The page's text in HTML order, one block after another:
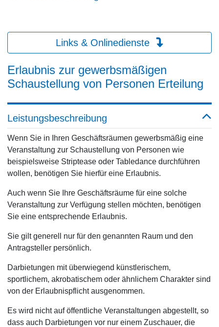
Links & Onlinedienste
Erlaubnis zur gewerbsmäßigen
Schaustellung von Personen Erteilung
Leistungsbeschreibung
Wenn Sie in Ihren Geschäftsräumen gewerbsmäßig eine
Veranstaltung zur Schaustellung von Personen wie
beispielsweise Striptease oder Tabledance durchführen
wollen, benötigen Sie hierfür eine Erlaubnis.
Auch wenn Sie Ihre Geschäftsräume für eine solche
Veranstaltung zur Verfügung stellen möchten, benötigen
Sie eine entsprechende Erlaubnis.
Sie gilt generell nur für den genannten Raum und den
Antragsteller persönlich.
Darbietungen mit überwiegend künstlerischem,
sportlichem, akrobatischem oder ähnlichem Charakter sind
von der Erlaubnispflicht ausgenommen.
Es wird nicht auf öffentliche Veranstaltungen abgestellt, so
dass auch Darbietungen vor nur einem Zuschauer, die